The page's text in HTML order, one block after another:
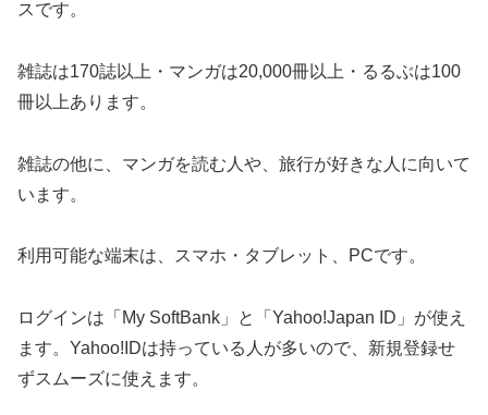
スです。
雑誌は170誌以上・マンガは20,000冊以上・るるぶは100
冊以上あります。
雑誌の他に、マンガを読む人や、旅行が好きな人に向いて
います。
利用可能な端末は、スマホ・タブレット、PCです。
ログインは「My SoftBank」と「Yahoo!Japan ID」が使え
ます。Yahoo!IDは持っている人が多いので、新規登録せ
ずスムーズに使えます。